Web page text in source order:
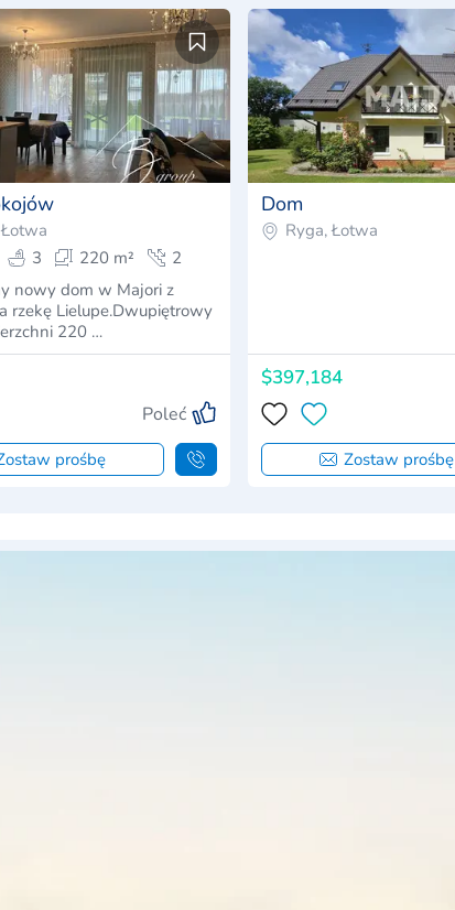
Łotwa
3 220 m²
2
nowy dom w Majori z
rzekę Lielupe.Dwupiętrowy
220 …
Poleć
prośbę
Dom
Ryga, Łotwa
$397,184
Zostaw prośbę